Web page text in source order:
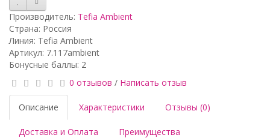
Производитель: Tefia Ambient
Страна: Россия
Линия: Tefia Ambient
Артикул: 7.117ambient
Бонусные баллы: 2
0 отзывов / Написать отзыв
Описание Характеристики Отзывы (0)
Доставка и Оплата Преимущества